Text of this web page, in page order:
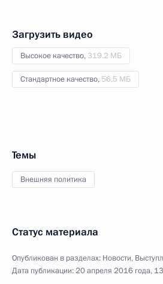
Загрузить видео
Высокое качество, 319.2 МБ
Стандартное качество, 56.5 МБ
Темы
Внешняя политика
Статус материала
Опубликован в разделах: Новости,
Дата публикации:20 апреля 2016 года,